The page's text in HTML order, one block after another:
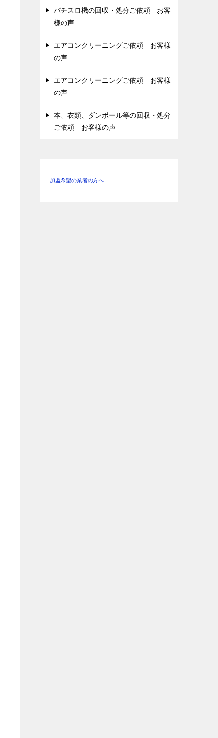
パチスロ機の回収・処分ご依頼 お客
様の声
エアコンクリーニングご依頼 お客様
の声
エアコンクリーニングご依頼 お客様
の声
本、衣類、ダンボール等の回収・処分
ご依頼 お客様の声
加盟希望の業者の方へ